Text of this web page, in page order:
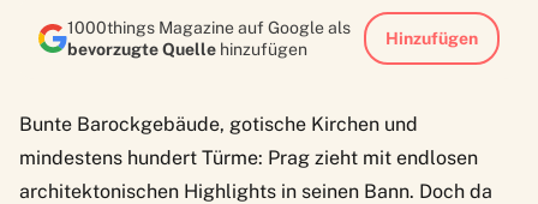
1000things Magazine auf Google als
bevorzugte Quelle hinzufügen
Hinzufügen
Bunte Barockgebäude, gotische Kirchen und
mindestens hundert Türme: Prag zieht mit endlosen
architektonischen Highlights in seinen Bann. Doch da